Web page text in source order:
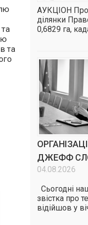
та
АУКЦІОН
ділянки
0,6829 га,
ДЖЕФФ
04.08.2026
Сьогодні
звістка про
відійшов у